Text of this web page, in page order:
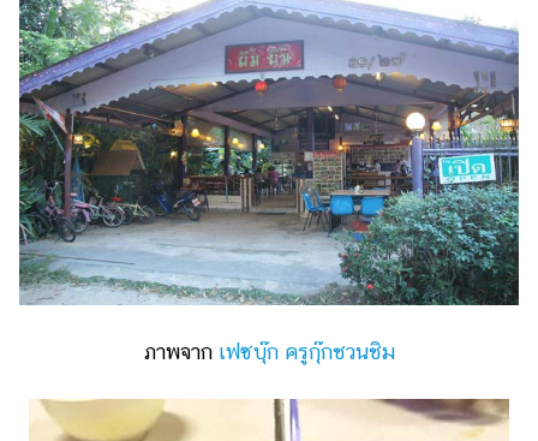
วา
ไร
ตี้
แต่งงาน
แม่
และ
เด็ก
สัตว์
ภาพจาก เฟซบุ๊ก ครูกุ๊กชวนชิม